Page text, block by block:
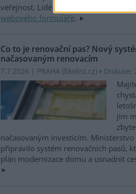
veřejnost. Lidé mohou hlásit nálezy
webového formuláře.
Co to je renovační pas? Nový
načasovaným renovacím
7.7.2026 | PRAHA (Ekolist.cz) Diskuse:
jim
načasovaným investicím.
připravilo systém renovačních pasů,
plán modernizace domu a usnadnit